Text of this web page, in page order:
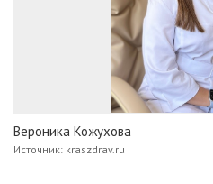
Вероника Кожухова
Источник: kraszdrav.ru